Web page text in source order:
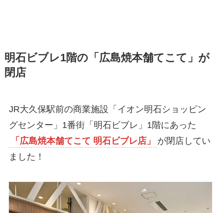
明石ビブレ1階の「広島焼本舗てこて」が
閉店
JR大久保駅前の商業施設「イオン明石ショッピン
グセンター」1番街「明石ビブレ」1階にあった
「広島焼本舗てこて 明石ビブレ店」
が閉店してい
ました！